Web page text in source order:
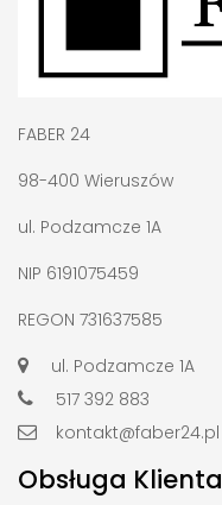
FABER 24
98-400 Wieruszów
ul. Podzamcze 1A
NIP 6191075459
REGON 731637585
ul. Podzamcze 1A
517 392 883
kontakt@faber24.pl
Obsługa Klienta